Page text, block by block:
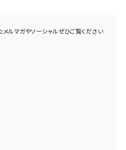
ルマガやソーシャルぜひご覧ください